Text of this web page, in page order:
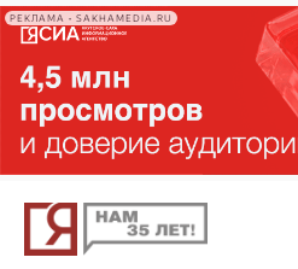
РЕКЛАМА • SAKHAMEDIA.RU